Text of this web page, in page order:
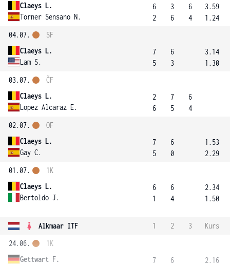
Claeys L.
Torner Sensano N.
6
2
3
6
6
4
3.59
1.24
04.07.
Claeys L.
Lam S.
SF
7
5
6
3
3.14
1.30
03.07.
Claeys L.
Lopez Alcaraz E.
ČF
2
6
7
5
6
4
02.07.
Claeys L.
Gay C.
OF
7
5
6
0
1.53
2.29
01.07.
Claeys L.
Bertoldo J.
1K
6
1
6
4
2.34
1.50
Alkmaar ITF 1 2 3
Kurs
24.06.
Gettwart F.
1K
7
6
2.16